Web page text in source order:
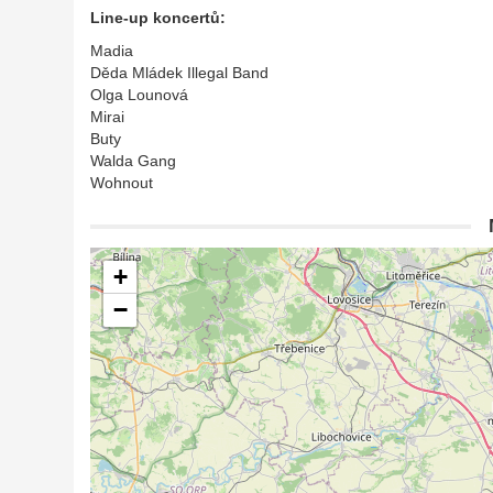
Line-up koncertů:
Madia
Děda Mládek Illegal Band
Olga Lounová
Mirai
Buty
Walda Gang
Wohnout
+
−